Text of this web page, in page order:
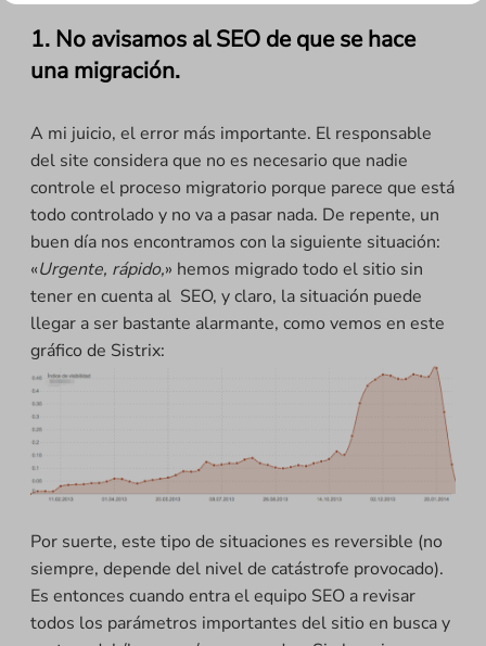
1. No avisamos al SEO de que se hace
una migración.
A mi juicio, el error más importante. El responsable
del site considera que no es necesario que nadie
controle el proceso migratorio porque parece que está
todo controlado y no va a pasar nada. De repente, un
buen día nos encontramos con la siguiente situación:
«Urgente, rápido,» hemos migrado todo el sitio sin
tener en cuenta al SEO, y claro, la situación puede
llegar a ser bastante alarmante, como vemos en este
gráfico de Sistrix:
Por suerte, este tipo de situaciones es reversible (no
siempre, depende del nivel de catástrofe provocado).
Es entonces cuando entra el equipo SEO a revisar
todos los parámetros importantes del sitio en busca y